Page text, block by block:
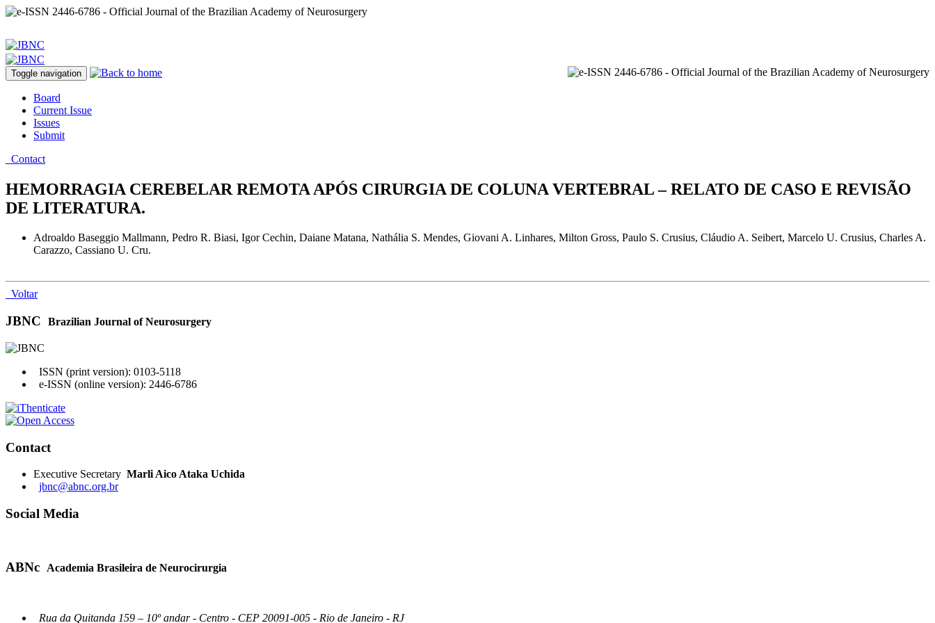
Toggle navigation
Board
Current Issue
Issues
Submit
Contact
HEMORRAGIA CEREBELAR REMOTA APÓS CIRURGIA DE COLUNA VERTEBRAL – RELATO DE CASO E REVISÃO
DE LITERATURA.
Adroaldo Baseggio Mallmann, Pedro R. Biasi, Igor Cechin, Daiane Matana, Nathália S. Mendes, Giovani A. Linhares, Milton Gross, Paulo S. Crusius, Cláudio A. Seibert, Marcelo U. Crusius, Charles A.
Carazzo, Cassiano U. Cru.
Voltar
JBNC Brazilian Journal of Neurosurgery
ISSN (print version): 0103-5118
e-ISSN (online version): 2446-6786
Contact
Executive Secretary Marli Aico Ataka Uchida
jbnc@abnc.org.br
Social Media
ABNc Academia Brasileira de Neurocirurgia
Rua da Quitanda 159 – 10º andar - Centro - CEP 20091-005 - Rio de Janeiro - RJ